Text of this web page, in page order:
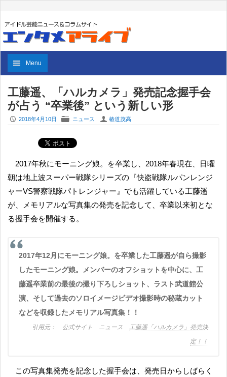
Menu
工藤遥、「ハルカメラ」発売記念握手会
が占う “卒業後” という新しい形
P 2018年4月10日 F ニュース U 椿道茂高
2017年秋にモーニング娘。を卒業し、2018年春現在、日曜
朝は地上波スーパー戦隊シリーズの『快盗戦隊ルパンレンジ
ャーVS警察戦隊パトレンジャー』でも活躍している工藤遥
が、メモリアルな写真集の発売を記念して、卒業以来初とな
る握手会を開催する。
2017年12月にモーニング娘。を卒業した工藤遥が自ら撮影
したモーニング娘。メンバーのオフショットを中心に、工
藤遥卒業前の最後の撮り下ろしショット、ラスト武道館公
演、そして過去のソロイメージビデオ撮影時の秘蔵カット
などを収録したメモリアル写真集！！
公式サイト ニュース 工藤遥「ハルカメラ」発売決
定！！
この写真集発売を記念した握手会は、発売日からしばらく